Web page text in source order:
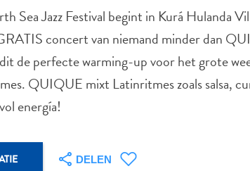
Sea Jazz Festival begint in Kurá Hulanda
concert van niemand minder dan
de perfecte warming-up voor het grote
QUIQUE mixt Latinritmes zoals salsa,
energía!
DELEN
later nog eens te bekijken, klik op het